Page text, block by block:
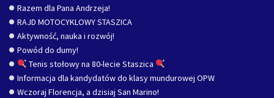
Razem dla Pana Andrzeja!
RAJD MOTOCYKLOWY STASZICA
Aktywność, nauka i rozwój!
Powód do dumy!
Tenis stołowy na 80-lecie Staszica
Informacja dla kandydatów do klasy mundurowej OPW
Wczoraj Florencja, a dzisiaj San Marino!